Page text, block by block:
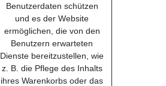
Benutzerdaten schützen
und es der Website
ermöglichen, die von den
Benutzern erwarteten
Dienste bereitzustellen, wie
z. B. die Pflege des Inhalts
ihres Warenkorbs oder das